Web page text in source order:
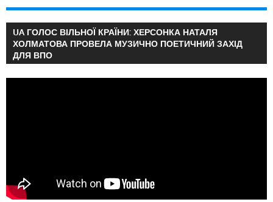
UA ГОЛОС ВІЛЬНОЇ КРАЇНИ: ХЕРСОНКА НАТАЛЯ
ХОЛМАТОВА ПРОВЕЛА МУЗИЧНО ПОЕТИЧНИЙ ЗАХІД
ДЛЯ ВПО